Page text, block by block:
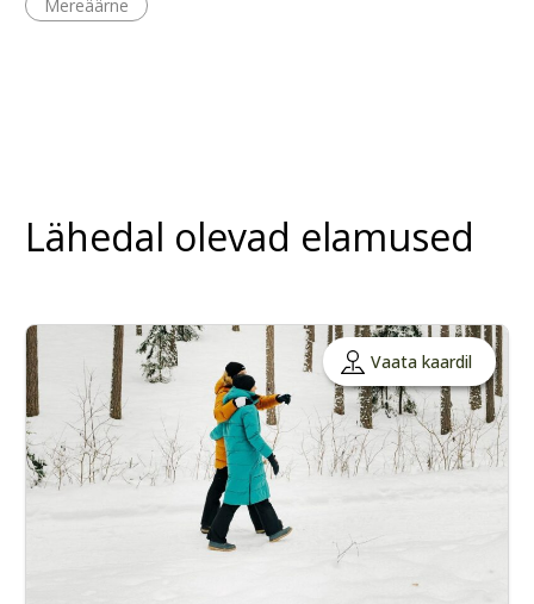
Mereäärne
Lähedal olevad elamused
Vaata kaardil